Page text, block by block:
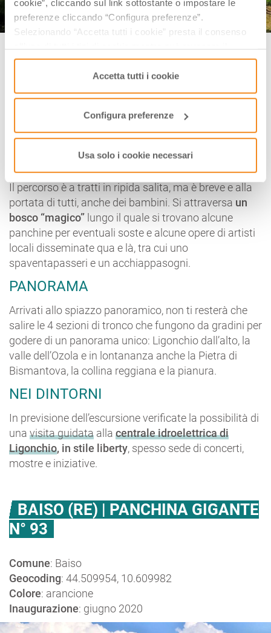
cookie”, cliccando sul link sottostante o impostare le
preferenze cliccando “Configura preferenze”.
Selezionando “Accetta tutti i cookie” presta il consenso
consenso cliccando su “Usa solo i cookie necessari” e
saranno attivati i soli cookie tecnici necessari al corretto
funzionamento del sito.
Accetta tutti i cookie
Configura preferenze
Usa solo i cookie necessari
La seconda panchina reggiana si trova sul monte
della CroceLigonchio, su un’altura che sovrasta il
panchina, collocata su una piattaforma di cemento
non lontano dal Faro (monumento agli Alpini), si
parte da Ligonchio di Sopra percorrendo un
Il percorso è a tratti in ripida salita, ma è breve e alla
portata di tutti, anche dei bambini. Si attraversa un
bosco “magico” lungo il quale si trovano alcune
panchine per eventuali soste e alcune opere di artisti
locali disseminate qua e là, tra cui uno
spaventapasseri e un acchiappasogni.
PANORAMA
Arrivati allo spiazzo panoramico, non ti resterà che
salire le 4 sezioni di tronco che fungono da gradini per
godere di un panorama unico: Ligonchio dall’alto, la
valle dell’Ozola e in lontananza anche la Pietra di
Bismantova, la collina reggiana e la pianura.
NEI DINTORNI
In previsione dell’escursione verificate la possibilità di
una visita guidata alla centrale idroelettrica di
Ligonchio, in stile liberty, spesso sede di concerti,
mostre e iniziative.
BAISO (RE) | PANCHINA GIGANTE
N° 93
Comune: Baiso
Geocoding: 44.509954, 10.609982
Colore: arancione
Inaugurazione: giugno 2020